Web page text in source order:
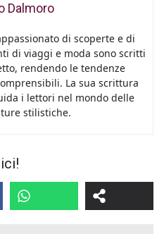
Dalmoro
di scoperte e di
di viaggi e moda sono scritti
rendendo le tendenze
La sua scrittura
i lettori nel mondo delle
stilistiche.